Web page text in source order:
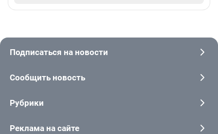
Подписаться на новости
Сообщить новость
Рубрики
Реклама на сайте